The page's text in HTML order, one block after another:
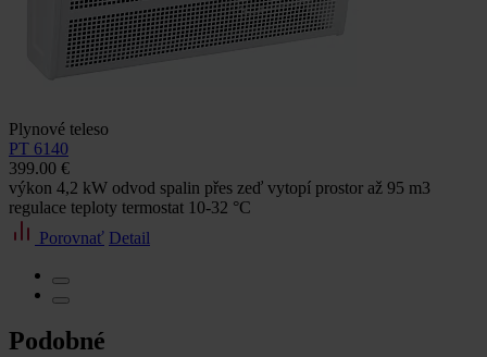
Plynové teleso
PT 6140
399.00 €
výkon 4,2 kW odvod spalin přes zeď vytopí prostor až 95 m3
regulace teploty termostat 10-32 °C
Porovnať Detail
Podobné